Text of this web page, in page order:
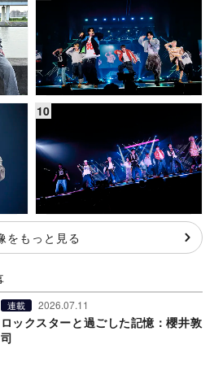
をもっと見る
連載 2026.07.11
ロックスターと過ごした記憶：櫻井敦
司